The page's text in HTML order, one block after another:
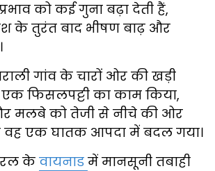
को कई गुना बढ़ा देती हैं,
के तुरंत बाद भीषण बाढ़ और
गांव के चारों ओर की खड़ी
फिसलपट्टी का काम किया,
मलबे को तेजी से नीचे की ओर
एक घातक आपदा में बदल गया।
के वायनाड में मानसूनी तबाही